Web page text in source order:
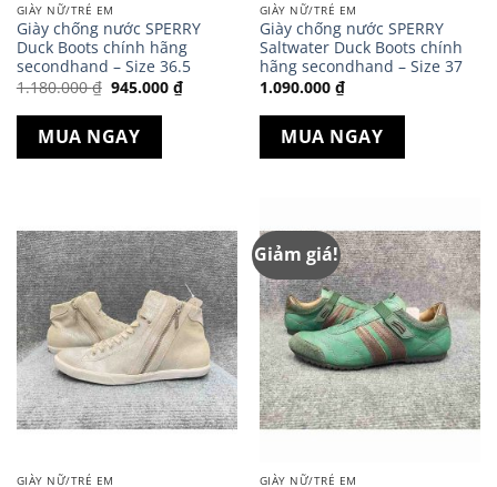
GIÀY NỮ/TRẺ EM
Giày chống nước SPERRY
Duck Boots chính hãng
secondhand – Size 36.5
1.180.000₫ Giá
gốc
là:
1.180.000 ₫.
945.000 ₫Giá
hiện
MUA NGAY
GIÀY NỮ/TRẺ EM
Giày chống nước SPERRY
Saltwater Duck Boots chính
hãng secondhand – Size 37
1.090.000 ₫
MUA NGAY
GIÀY NỮ/TRẺ EM
Giảm giá!
GIÀY NỮ/TRẺ EM